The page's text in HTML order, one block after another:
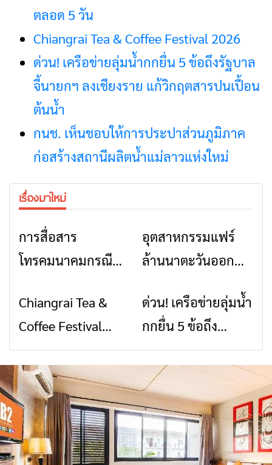
ตลอด 5 วัน
Chiangrai Tea & Coffee Festival 2026
ด่วน! เครือข่ายลุ่มน้ำกกยื่น 5 ข้อถึงรัฐบาล
จี้นายกฯ ลงเชียงราย แก้วิกฤตสารปนเปื้อน
ต้นน้ำ
กนช. เห็นชอบให้การประปาส่วนภูมิภาค
ก่อสร้างสถานีผลิตน้ำแม่ลาวแห่งใหม่
เรื่องมาใหม่
การสื่อสาร
โทรคมนาคมกรณีภัย
สัญญาณขาด การ
สื่อสารต้องไม่หยุด
ข่าวเชียงราย
อุตสาหกรรมแฟร์
ล้านนาตะวันออก
สินค้าเด่น และเสน่ห์
วัฒนธรรมจาก 4
จังหวัด เชียงราย
พะเยา แพร่ และ
น่าน พร้อมชม
คอนเสิร์ตจากศิลปิน
ชื่อดังตลอด 5 วัน
ข่าวเชียงราย
Chiangrai Tea &
Coffee Festival
2026
ข่าวเชียงราย
ด่วน! เครือข่ายลุ่มน้ำ
กกยื่น 5 ข้อถึง
รัฐบาล จี้นายกฯ ลง
เชียงราย แก้วิกฤต
สารปนเปื้อนต้นน้ำ